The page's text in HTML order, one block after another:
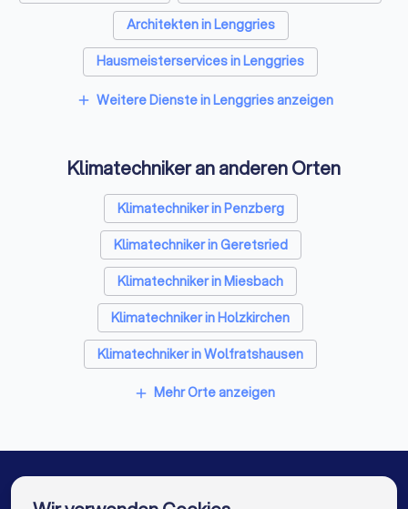
Architekten in Lenggries
Hausmeisterservices in Lenggries
Schreiner in Lenggries
add Weitere Dienste in Lenggries anzeigen
Klimatechniker an anderen Orten
Klimatechniker in Penzberg
Klimatechniker in Geretsried
Klimatechniker in Miesbach
Klimatechniker in Holzkirchen
Klimatechniker in Wolfratshausen
Klimatechniker in Feldkirchen-Westerham
Klimatechniker in Oberhaching
add Mehr Orte anzeigen